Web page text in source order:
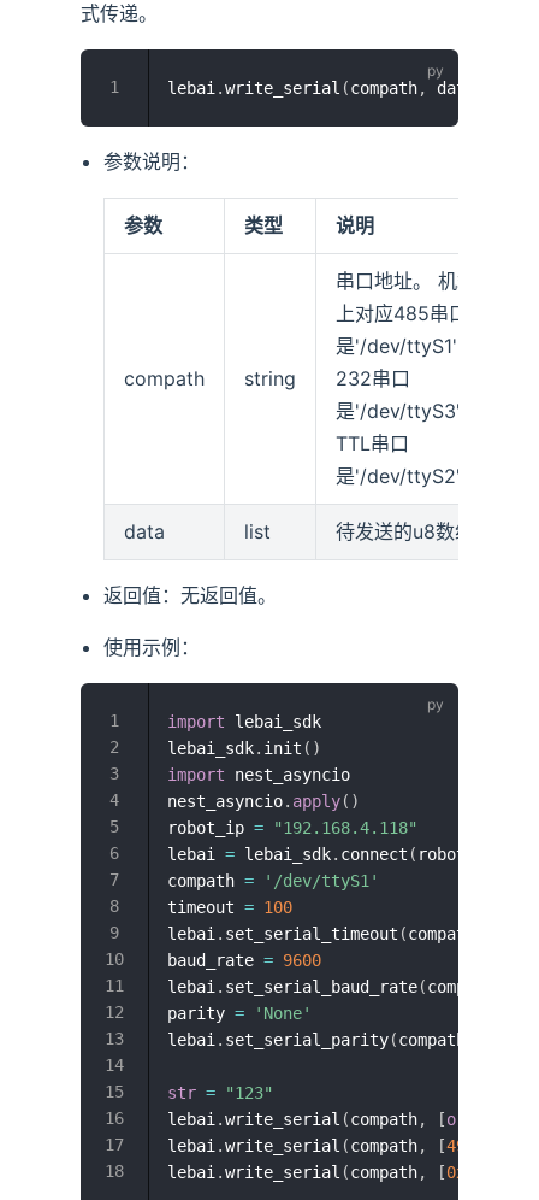
式传递。
lebai .write_serial (compath, data
参数说明：
参数 类型 说明
compath string
串口地址。 机箱
上对应485串口
是'/dev/ttyS1'，
232串口
是'/dev/ttyS3'，
TTL串口
是'/dev/ttyS2'
data list 待发送的u8数组
返回值：无返回值。
使用示例：
import lebai_sdk
lebai_sdk. init ( )
import nest_asyncio
nest_asyncio. apply( )
robot_ip =
"192.168.4.118"
lebai = lebai_sdk. connect ( robot_ip
compath =
'/dev/ttyS1'
timeout = 100
lebai . set_serial_timeout (compath
baud_rate = 9600
lebai . set_serial_baud_rate(compath
parity =
'None'
lebai . set_serial_parity(compath
str =
"123"
lebai .write_serial (compath, [ord
lebai .write_serial (compath, [49
lebai .write_serial (compath, [0x31